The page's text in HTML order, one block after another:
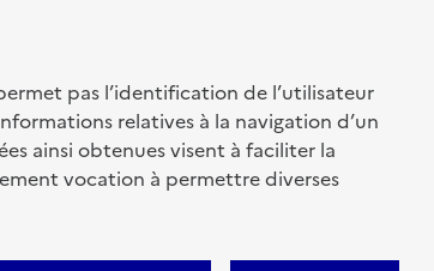
pas l’identification de l’utilisateur
relatives à la navigation d’un
ainsi obtenues visent à faciliter la
vocation à permettre diverses